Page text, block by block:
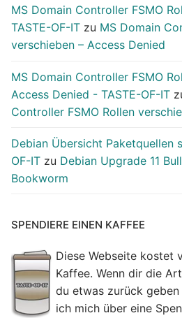
MS Domain Controller FSMO
TASTE-OF-IT zu MS Domain
verschieben – Access Denied
MS Domain Controller FSMO
Access Denied - TASTE-OF-IT
Controller FSMO Rollen
Debian Übersicht Paketquellen
OF-IT zu Debian Upgrade 11
Bookworm
SPENDIERE EINEN KAFFEE
Diese Webseite kostet
Kaffee. Wenn dir die
du etwas zurück
ich mich über eine